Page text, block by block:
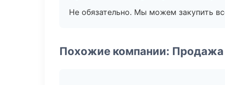
Не обязательно. Мы можем закупить
Похожие компании: Продажа